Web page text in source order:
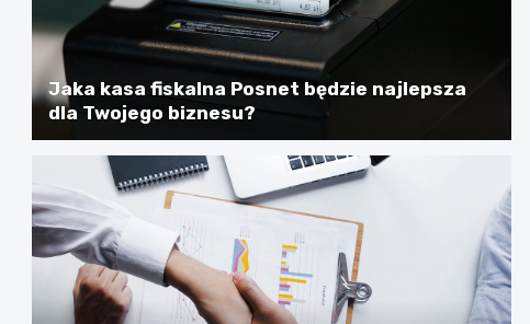
Jaka kasa fiskalna Posnet będzie najlepsza
dla Twojego biznesu?